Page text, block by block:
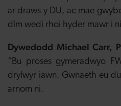
ar draws y DU, ac mae
dîm wedi rhoi hyder mawr i
Dywedodd Michael Carr,
“Bu proses gymeradwyo
drylwyr iawn. Gwnaeth eu
arnom ni.